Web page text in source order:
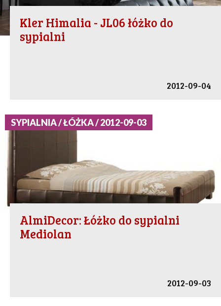
Kler Himalia - JL06 łóżko do
sypialni
2012-09-04
SYPIALNIA / ŁÓŻKA / 2012-09-03
AlmiDecor: Łóżko do sypialni
Mediolan
2012-09-03